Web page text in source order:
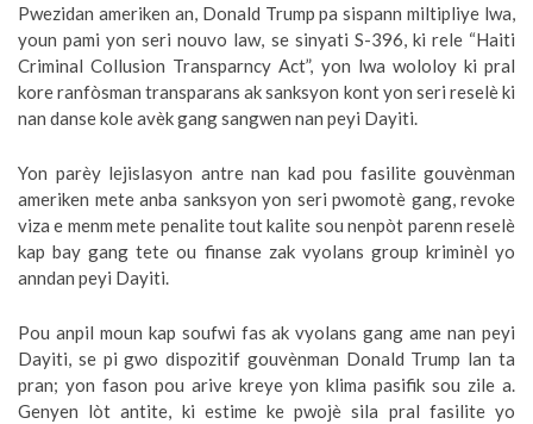
Pwezidan ameriken an, Donald Trump pa sispann miltipliye lwa,
youn pami yon seri nouvo law, se sinyati S-396, ki rele “Haiti
Criminal Collusion Transparncy Act”, yon lwa wololoy ki pral
kore ranfòsman transparans ak sanksyon kont yon seri reselè ki
nan danse kole avèk gang sangwen nan peyi Dayiti.
Yon parèy lejislasyon antre nan kad pou fasilite gouvènman
ameriken mete anba sanksyon yon seri pwomotè gang, revoke
viza e menm mete penalite tout kalite sou nenpòt parenn reselè
kap bay gang tete ou finanse zak vyolans group kriminèl yo
anndan peyi Dayiti.
Pou anpil moun kap soufwi fas ak vyolans gang ame nan peyi
Dayiti, se pi gwo dispozitif gouvènman Donald Trump lan ta
pran; yon fason pou arive kreye yon klima pasifik sou zile a.
Genyen lòt antite, ki estime ke pwojè sila pral fasilite yo